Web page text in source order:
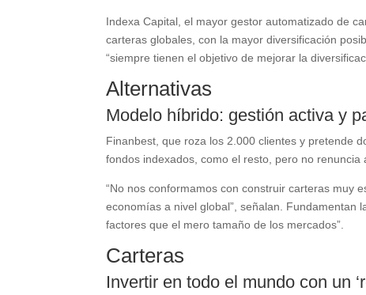
Indexa Capital, el mayor gestor automatizado de
carteras globales, con la mayor diversificación
“siempre tienen el objetivo de mejorar la
Alternativas
Modelo híbrido: gestión activa y
Finanbest, que roza los 2.000 clientes y pretende
fondos indexados, como el resto, pero no
“No nos conformamos con construir carteras muy
economías a nivel global”, señalan. Fundamentan
factores que el mero tamaño de los mercados”.
Carteras
Invertir en todo el mundo con un